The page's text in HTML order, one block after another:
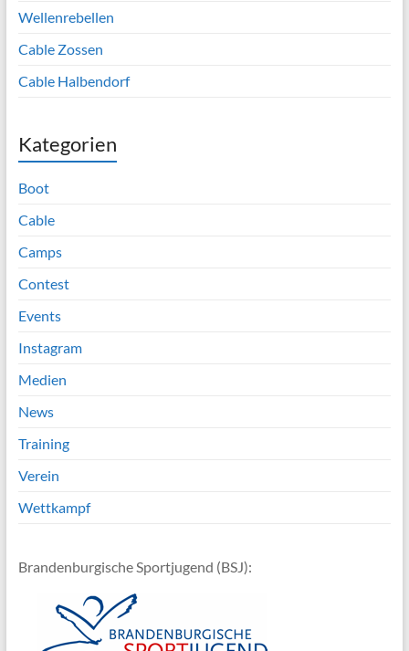
Wellenrebellen
Cable Zossen
Cable Halbendorf
Kategorien
Boot
Cable
Camps
Contest
Events
Instagram
Medien
News
Training
Verein
Wettkampf
Brandenburgische Sportjugend (BSJ):